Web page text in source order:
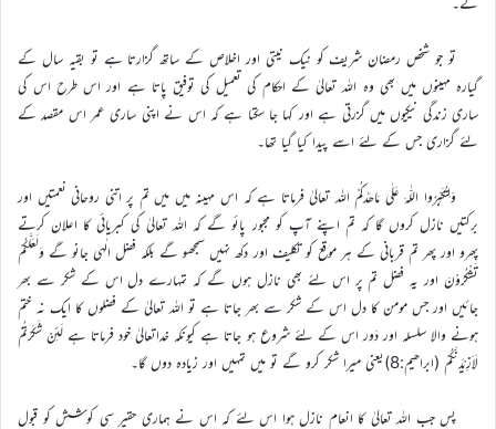
تو جو شخص رمضان شریف کو نیک نیتی اور اخلاص کے ساتھ گزارتا ہے تو بقیہ سال کے
گیارہ مہینوں میں بھی وہ اللہ تعالیٰ کے احکام کی تعمیل کی توفیق پاتا ہے اور اس طرح اس کی
ساری زندگی نیکیوں میں گزرتی ہے اور کہا جا سکتا ہے کہ اس نے اپنی ساری عمر اس مقصد کے
لئے گزاری جس کے لئے اسے پیدا کیا گیا تھا۔
وَلِتُکَبِّرُوا اللّٰہَ عَلٰی مَاھَدٰکُمْ اللہ تعالیٰ فرماتا ہے کہ اس مہینہ میں میں تم پر اتنی روحانی نعمتیں اور
برکتیں نازل کروں گا کہ تم اپنے آپ کو مجبور پائو گے کہ اللہ تعالیٰ کی کبریائی کا اعلان کرتے
پھرو اور پھر تم قربانی کے ہر موقع کو تکلیف اور دکھ نہیں سمجھو گے بلکہ فضل الٰہی جانو گے وَلَعَلَّکُمْ
تَشْکُرُوْنَ اور یہ فضل تم پر اس لئے بھی نازل ہوں گے کہ تمہارے دل اس کے شکر سے بھر
جائیں اور جس مومن کا دل اس کے شکر سے بھر جاتا ہے تو اللہ تعالیٰ کے فضلوں کا ایک نہ ختم
ہونے والا سلسلہ اور دَور اس کے لئے شروع ہو جاتا ہے کیونکہ خداتعالیٰ خود فرماتا ہے لَئِنْ شَکَرْتُمْ
لَاَزِیْدَنَّکُمْ (ابراھیم:8)یعنی میرا شکر کرو گے تو میں تمہیں اور زیادہ دوں گا۔
پس جب اللہ تعالیٰ کا انعام نازل ہوا اس لئے کہ اس نے ہماری حقیر سی کوشش کو قبول